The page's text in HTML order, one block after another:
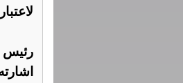
رئيس